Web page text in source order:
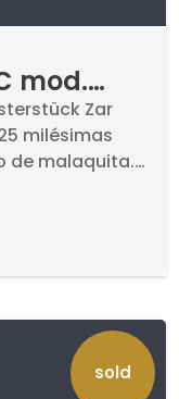
mod.
Nicolas I.Zar
milésimas
sold